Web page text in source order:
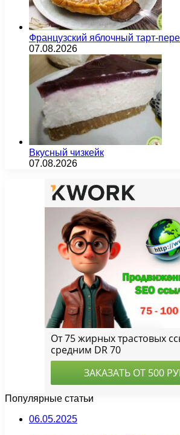
Французский яблочный тарт-
07.08.2026
Вкусный чизкейк
07.08.2026
Популярные статьи
06.05.2025